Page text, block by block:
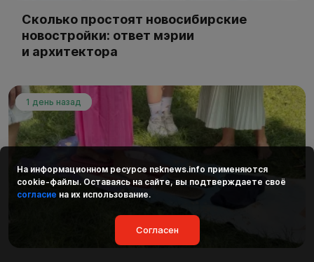
Сколько простоят новосибирские
новостройки: ответ мэрии
и архитектора
1 день назад
На информационном ресурсе nsknews.info применяются
cookie-файлы. Оставаясь на сайте, вы подтверждаете своё
согласие на их использование.
Согласен